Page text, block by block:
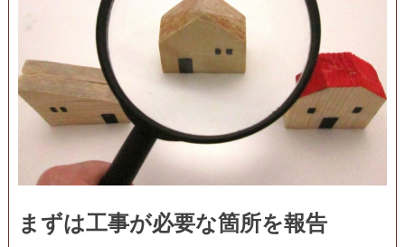
まずは工事が必要な箇所を報告